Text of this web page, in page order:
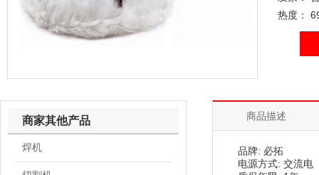
热度：
商品描述
品牌: 必拓
电源方式: 交流电
商家其他产品
焊机